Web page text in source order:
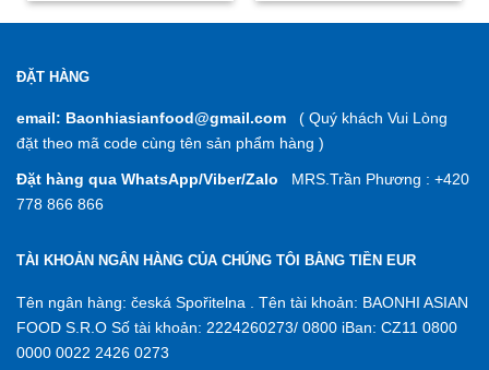
ĐẶT HÀNG
email: Baonhiasianfood@gmail.com ( Quý khách Vui Lòng
đặt theo mã code cùng tên sản phẩm hàng )
Đặt hàng qua WhatsApp/Viber/Zalo MRS.Trần Phương : +420
778 866 866
TÀI KHOẢN NGÂN HÀNG CỦA CHÚNG TÔI BẰNG TIỀN EUR
Tên ngân hàng: česká Spořitelna . Tên tài khoản: BAONHI ASIAN
FOOD S.R.O Số tài khoản: 2224260273/ 0800 iBan: CZ11 0800
0000 0022 2426 0273